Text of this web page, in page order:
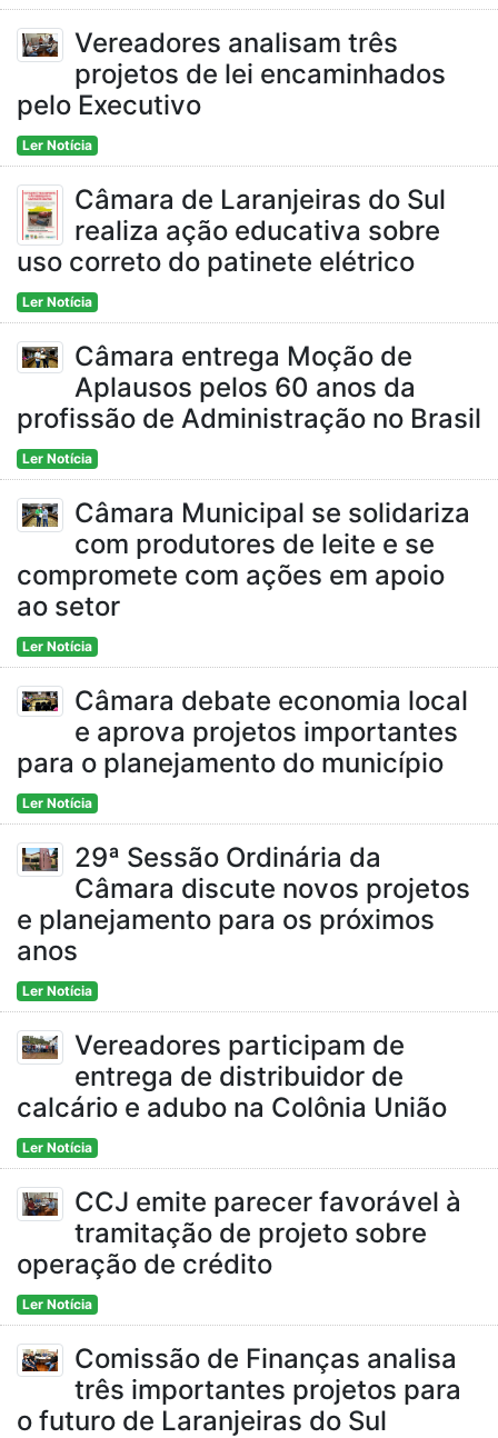
Vereadores analisam três
projetos de lei encaminhados
pelo Executivo
Ler Notícia
Câmara de Laranjeiras do Sul
realiza ação educativa sobre
uso correto do patinete elétrico
Ler Notícia
Câmara entrega Moção de
Aplausos pelos 60 anos da
profissão de Administração no Brasil
Ler Notícia
Câmara Municipal se solidariza
com produtores de leite e se
compromete com ações em apoio
ao setor
Ler Notícia
Câmara debate economia local
e aprova projetos importantes
para o planejamento do município
Ler Notícia
29ª Sessão Ordinária da
Câmara discute novos projetos
e planejamento para os próximos
anos
Ler Notícia
Vereadores participam de
entrega de distribuidor de
calcário e adubo na Colônia União
Ler Notícia
CCJ emite parecer favorável à
tramitação de projeto sobre
operação de crédito
Ler Notícia
Comissão de Finanças analisa
três importantes projetos para
o futuro de Laranjeiras do Sul